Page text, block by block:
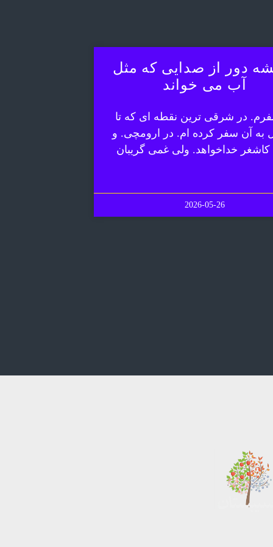
دور از صدایی که مثل
آب می خواند
در شرقی ترین نقطه ای که تا
به آن سفر کرده ام. در ارومچی. و
کاشغر خداخواهد. ولی غمی گریبان
2026-05-26